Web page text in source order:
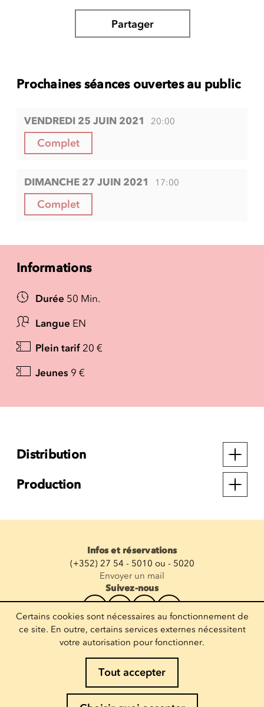
Partager
Prochaines séances ouvertes au public
VENDREDI 25 JUIN 2021 20:00
Complet
DIMANCHE 27 JUIN 2021 17:00
Complet
Informations
Durée 50 Min.
Langue EN
Plein tarif 20 €
Jeunes 9 €
Distribution
Production
Infos et réservations
(+352) 27 54 - 5010 ou - 5020
Envoyer un mail
Suivez-nous
Recevoir la newsletter
Entrez votre mail
Certains cookies sont nécessaires au fonctionnement de
ce site. En outre, certains services externes nécessitent
votre autorisation pour fonctionner.
Tout accepter